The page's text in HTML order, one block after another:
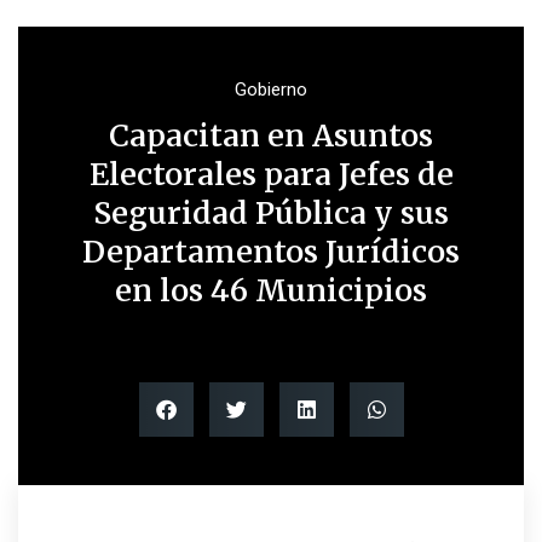
Gobierno
Capacitan en Asuntos
Electorales para Jefes de
Seguridad Pública y sus
Departamentos Jurídicos
en los 46 Municipios